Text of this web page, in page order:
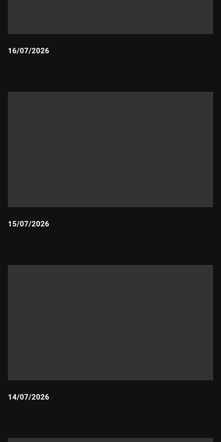
16/07/2026
15/07/2026
14/07/2026